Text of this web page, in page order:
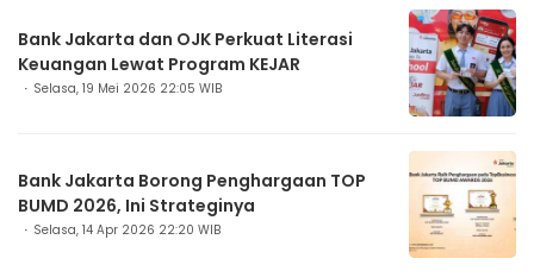
Bank Jakarta dan OJK Perkuat Literasi
Keuangan Lewat Program KEJAR
Selasa, 19 Mei 2026 22:05 WIB
Bank Jakarta Borong Penghargaan TOP
BUMD 2026, Ini Strateginya
Selasa, 14 Apr 2026 22:20 WIB